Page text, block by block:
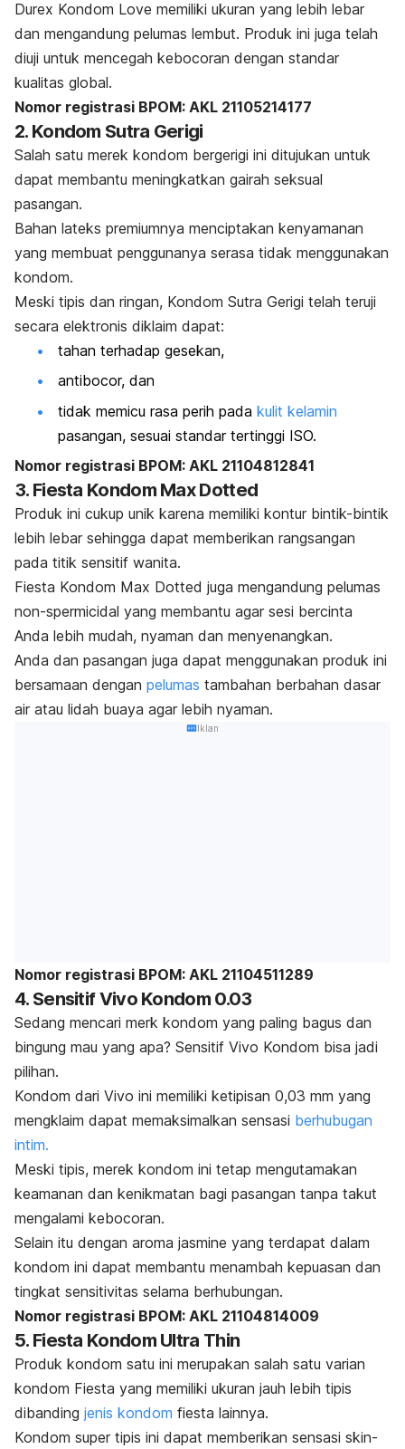
Durex Kondom Love memiliki ukuran yang lebih lebar
dan mengandung pelumas lembut. Produk ini juga telah
diuji untuk mencegah kebocoran dengan standar
kualitas global.
Nomor registrasi BPOM: AKL 21105214177
2. Kondom Sutra Gerigi
Salah satu merek kondom bergerigi ini ditujukan untuk
dapat membantu meningkatkan gairah seksual
pasangan.
Bahan lateks premiumnya menciptakan kenyamanan
yang membuat penggunanya serasa tidak menggunakan
kondom.
Meski tipis dan ringan, Kondom Sutra Gerigi telah teruji
secara elektronis diklaim dapat:
tahan terhadap gesekan,
antibocor, dan
tidak memicu rasa perih pada kulit kelamin
pasangan, sesuai standar tertinggi ISO.
Nomor registrasi BPOM: AKL 21104812841
3. Fiesta Kondom Max Dotted
Produk ini cukup unik karena memiliki kontur bintik-bintik
lebih lebar sehingga dapat memberikan rangsangan
pada titik sensitif wanita.
Fiesta Kondom Max Dotted juga mengandung pelumas
non-spermicidal yang membantu agar sesi bercinta
Anda lebih mudah, nyaman dan menyenangkan.
Anda dan pasangan juga dapat menggunakan produk ini
bersamaan dengan pelumas tambahan berbahan dasar
air atau lidah buaya agar lebih nyaman.
Iklan
Nomor registrasi BPOM: AKL 21104511289
4. Sensitif Vivo Kondom 0.03
Sedang mencari merk kondom yang paling bagus dan
bingung mau yang apa? Sensitif Vivo Kondom bisa jadi
pilihan.
Kondom dari Vivo ini memiliki ketipisan 0,03 mm yang
mengklaim dapat memaksimalkan sensasi berhubugan
intim.
Meski tipis, merek kondom ini tetap mengutamakan
keamanan dan kenikmatan bagi pasangan tanpa takut
mengalami kebocoran.
Selain itu dengan aroma jasmine yang terdapat dalam
kondom ini dapat membantu menambah kepuasan dan
tingkat sensitivitas selama berhubungan.
Nomor registrasi BPOM: AKL 21104814009
5. Fiesta Kondom Ultra Thin
Produk kondom satu ini merupakan salah satu varian
kondom Fiesta yang memiliki ukuran jauh lebih tipis
dibanding jenis kondom fiesta lainnya.
Kondom super tipis ini dapat memberikan sensasi skin-